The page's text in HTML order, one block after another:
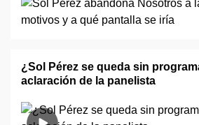
¿Sol Pérez se queda sin
aclaración de la panelista